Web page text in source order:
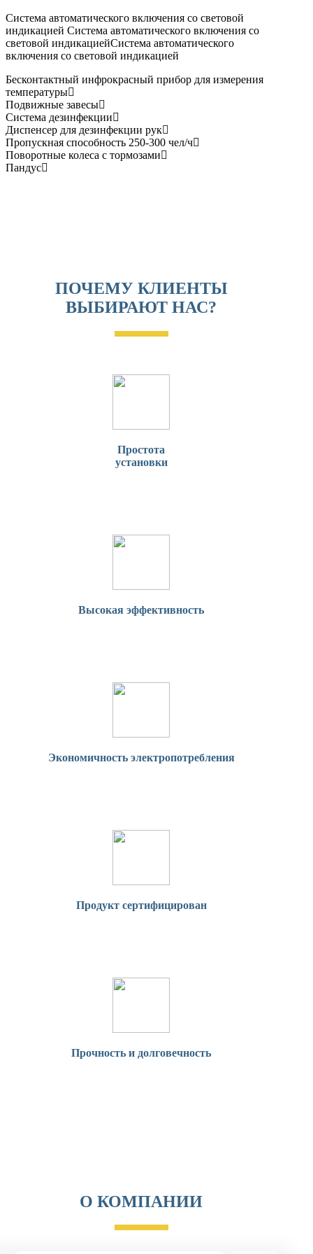
Система автоматического включения со световой
индикацией Система автоматического включения со
световой индикациейСистема автоматического
включения со световой индикацией
Бесконтактный инфрокрасный прибор для измерения
температуры
Подвижные завесы
Система дезинфекции
Диспенсер для дезинфекции рук
Пропускная способность 250-300 чел/ч
Поворотные колеса с тормозами
Пандус
ПОЧЕМУ КЛИЕНТЫ
ВЫБИРАЮТ НАС?
Простота
установки
Высокая эффективность
Экономичность электропотребления
Продукт сертифицирован
Прочность и долговечность
О КОМПАНИИ